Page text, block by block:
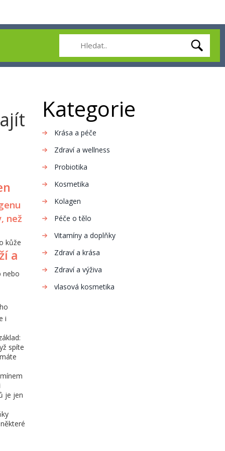
než
kůže
a
nebo
i
spíte
je jen
Kategorie
Krása a péče
Zdraví a wellness
Probiotika
Kosmetika
Kolagen
Péče o tělo
Vitamíny a doplňky
Zdraví a krása
Zdraví a výživa
vlasová kosmetika